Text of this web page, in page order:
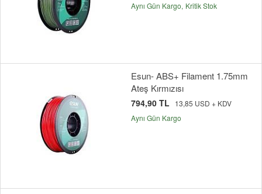
Aynı Gün Kargo Kritik Stok
Esun- ABS+ Filament 1.75mm
Ateş Kırmızısı
794,90 TL
13,85 USD + KDV
Aynı Gün Kargo